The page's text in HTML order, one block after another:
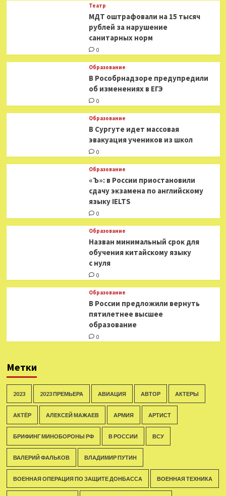
Театр
МДТ оштрафовали на 15 тысяч
рублей за нарушение
санитарных норм
0
Образование
В Рособрнадзоре предупредили
об изменениях в ЕГЭ
0
Образование
В Сургуте идет массовая
эвакуация учеников из школ
0
Образование
«Ъ»: в России приостановили
сдачу экзамена по английскому
языку IELTS
0
Образование
Назван минимальный срок для
обучения китайскому языку
с нуля
0
Образование
В России предложили вернуть
пятилетнее высшее
образование
0
Метки
2023 2023 ПРЕМЬЕРА АВИАЦИЯ АВТОР АКТЕРЫ
АКТЁР АЛЕКСЕЙ МАЖАЕВ АРМИЯ АРТИСТ
БРИФИНГ МИНОБОРОНЫ РФ В РОССИИ ВСУ
ВАЛЕРИЙ ФАЛЬКОВ ВЛАДИМИР ПУТИН
ВОЕННАЯ ОПЕРАЦИЯ ПО ЗАЩИТЕ ДОНБАССА ВОЕННАЯ ТЕХНИКА